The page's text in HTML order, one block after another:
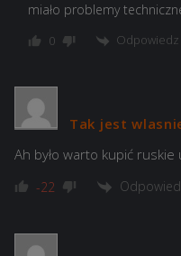
miało problemy
0 Odpowiedz
Tak jest
Ah było warto kupić
-22